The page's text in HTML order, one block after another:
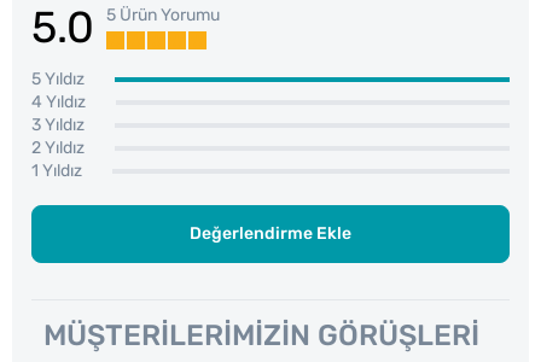
5.0 5 Ürün Yorumu
5 Yıldız
4 Yıldız
3 Yıldız
2 Yıldız
1 Yıldız
Değerlendirme Ekle
MÜŞTERILERIMIZIN GÖRÜŞLERI